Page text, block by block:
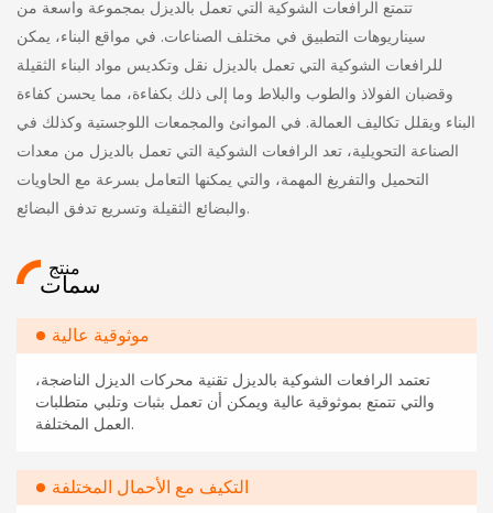
تتمتع الرافعات الشوكية التي تعمل بالديزل بمجموعة واسعة من
سيناريوهات التطبيق في مختلف الصناعات. في مواقع البناء، يمكن
للرافعات الشوكية التي تعمل بالديزل نقل وتكديس مواد البناء الثقيلة
وقضبان الفولاذ والطوب والبلاط وما إلى ذلك بكفاءة، مما يحسن كفاءة
البناء ويقلل تكاليف العمالة. في الموانئ والمجمعات اللوجستية وكذلك في
الصناعة التحويلية، تعد الرافعات الشوكية التي تعمل بالديزل من معدات
التحميل والتفريغ المهمة، والتي يمكنها التعامل بسرعة مع الحاويات
والبضائع الثقيلة وتسريع تدفق البضائع.
منتج
سمات
موثوقية عالية
تعتمد الرافعات الشوكية بالديزل تقنية محركات الديزل الناضجة،
والتي تتمتع بموثوقية عالية ويمكن أن تعمل بثبات وتلبي متطلبات
العمل المختلفة.
التكيف مع الأحمال المختلفة